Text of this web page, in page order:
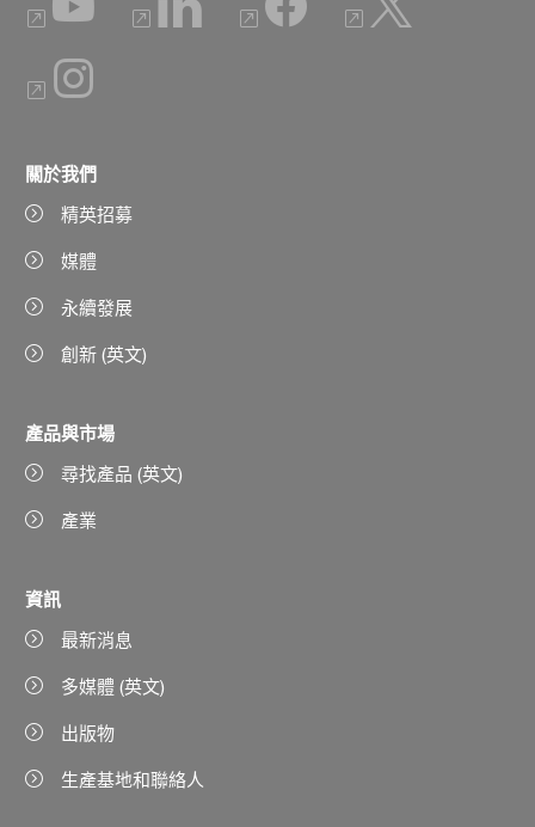
關於我們
精英招募
媒體
永續發展
創新 (英文)
產品與市場
尋找產品 (英文)
產業
資訊
最新消息
多媒體 (英文)
出版物
生產基地和聯絡人